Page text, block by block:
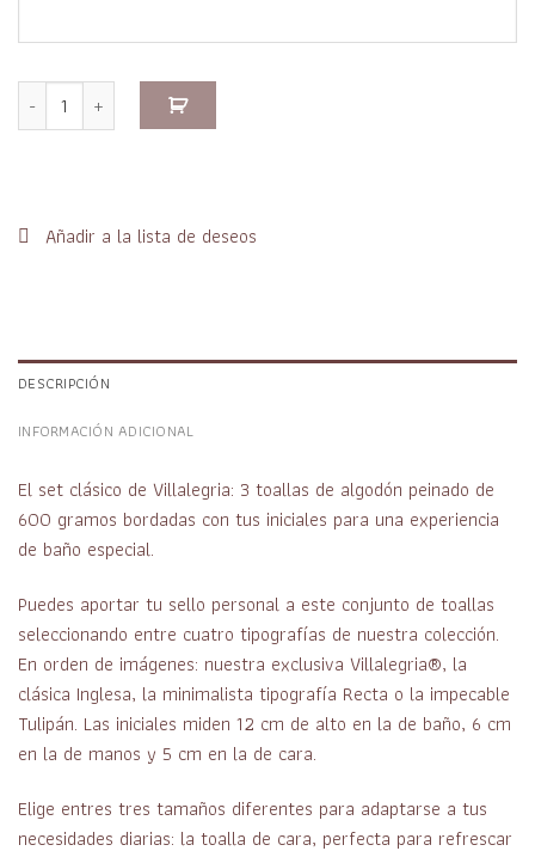
Toallas con iniciales cantidad
DESCRIPCIÓN
INFORMACIÓN ADICIONAL
El set clásico de Villalegria: 3 toallas de algodón peinado de
600 gramos bordadas con tus iniciales para una experiencia
de baño especial.
Puedes aportar tu sello personal a este conjunto de toallas
seleccionando entre cuatro tipografías de nuestra colección.
En orden de imágenes: nuestra exclusiva Villalegria®, la
clásica Inglesa, la minimalista tipografía Recta o la impecable
Tulipán. Las iniciales miden 12 cm de alto en la de baño, 6 cm
en la de manos y 5 cm en la de cara.
Elige entres tres tamaños diferentes para adaptarse a tus
necesidades diarias: la toalla de cara, perfecta para refrescar